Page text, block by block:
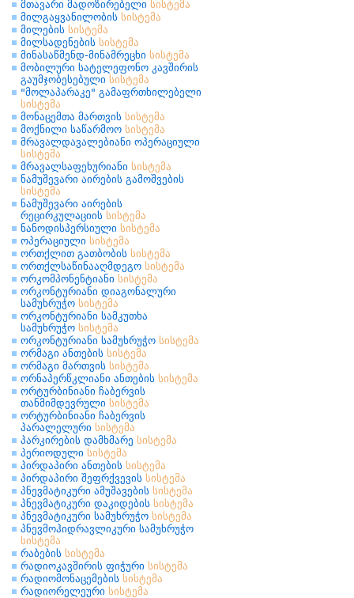
მთავარი მადოზირებელი სისტემა
მილგაყვანილობის სისტემა
მილების სისტემა
მილსადენების სისტემა
მინასაწმენდ-მინამრეცხი სისტემა
მობილური სატელეფონო კავშირის
გაუმჯობესებული სისტემა
"მოლაპარაკე" გამაფრთხილებელი
სისტემა
მონაცემთა მართვის სისტემა
მოქნილი საწარმოო სისტემა
მრავალდავალებიანი ოპერაციული
სისტემა
მრავალსაფეხურიანი სისტემა
ნამუშევარი აირების გამოშვების
სისტემა
ნამუშევარი აირების
რეცირკულაციის სისტემა
ნანოდისპერსიული სისტემა
ოპერაციული სისტემა
ორთქლით გათბობის სისტემა
ორთქლსაწინააღმდეგო სისტემა
ორკომპონენტიანი სისტემა
ორკონტურიანი დიაგონალური
სამუხრუჭო სისტემა
ორკონტურიანი სამკუთხა
სამუხრუჭო სისტემა
ორკონტურიანი სამუხრუჭო სისტემა
ორმაგი ანთების სისტემა
ორმაგი მართვის სისტემა
ორნაპერწკლიანი ანთების სისტემა
ორტურბინიანი ჩაბერვის
თანმიმდევრული სისტემა
ორტურბინიანი ჩაბერვის
პარალელური სისტემა
პარკირების დამხმარე სისტემა
პერიოდული სისტემა
პირდაპირი ანთების სისტემა
პირდაპირი შეფრქვევის სისტემა
პნევმატიკური ამუშავების სისტემა
პნევმატიკური დაკიდების სისტემა
პნევმატიკური სამუხრუჭო სისტემა
პნევმოჰიდრავლიკური სამუხრუჭო
სისტემა
რაბების სისტემა
რადიოკავშირის ფიჭური სისტემა
რადიომონაცემების სისტემა
რადიორელეური სისტემა